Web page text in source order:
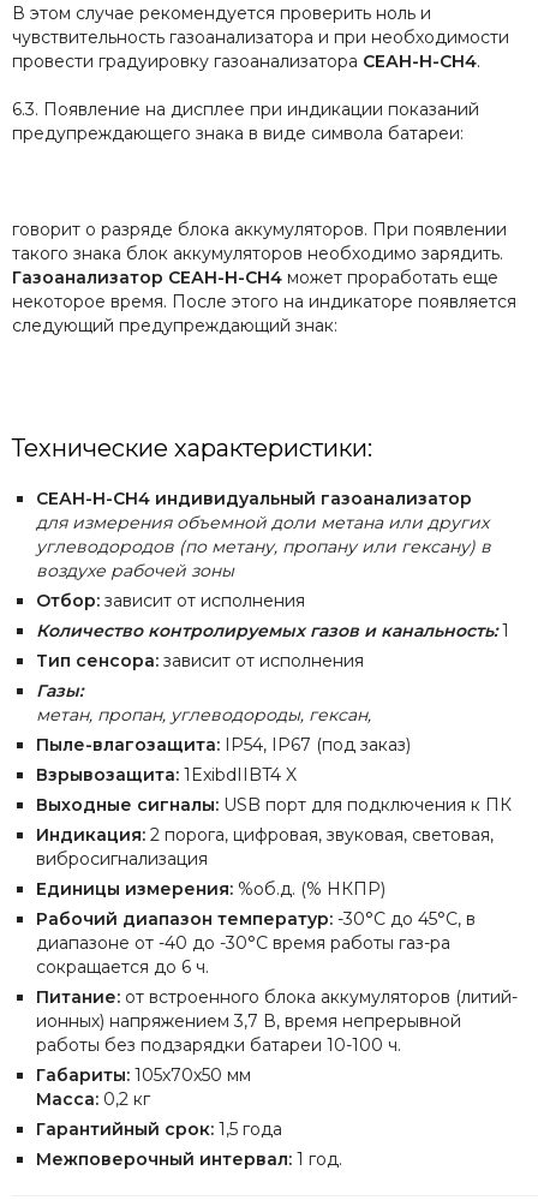
В этом случае рекомендуется проверить ноль и
чувствительность газоанализатора и при необходимости
провести градуировку газоанализатора СЕАН-Н-CH4.
6.3. Появление на дисплее при индикации показаний
предупреждающего знака в виде символа батареи:
говорит о разряде блока аккумуляторов. При появлении
такого знака блок аккумуляторов необходимо зарядить.
Газоанализатор СЕАН-Н-CH4 может проработать еще
некоторое время. После этого на индикаторе появляется
следующий предупреждающий знак:
Технические характеристики:
СЕАН-Н-CH4 индивидуальный газоанализатор
для измерения объемной доли метана или других
углеводородов (по метану, пропану или гексану) в
воздухе рабочей зоны
Отбор: зависит от исполнения
Количество контролируемых газов и канальность:1
Тип сенсора: зависит от исполнения
Газы:
метан, пропан, углеводороды, гексан,
Пыле-влагозащита: IP54, IP67 (под заказ)
Взрывозащита: 1ExibdIIBT4 X
Выходные сигналы: USB порт для подключения к ПК
Индикация: 2 порога, цифровая, звуковая, световая,
вибросигнализация
Единицы измерения: %об.д. (% НКПР)
Рабочий диапазон температур: -30°С до 45°С, в
диапазоне от -40 до -30°С время работы газ-ра
сокращается до 6 ч.
Питание: от встроенного блока аккумуляторов (литий-
ионных) напряжением 3,7 В, время непрерывной
работы без подзарядки батареи 10-100 ч.
Габариты: 105х70х50 мм
Масса: 0,2 кг
Гарантийный срок: 1,5 года
Межповерочный интервал: 1 год.